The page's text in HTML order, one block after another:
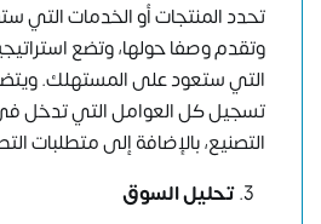
تحدد المنتجات أو الخدمات التي
وتقدم وصفا حولها، وتضع
التي ستعود على المستهلك.
تسجيل كل العوامل التي تدخل في
التصنيع، بالإضافة إلى متطلبات
تحليل السوق